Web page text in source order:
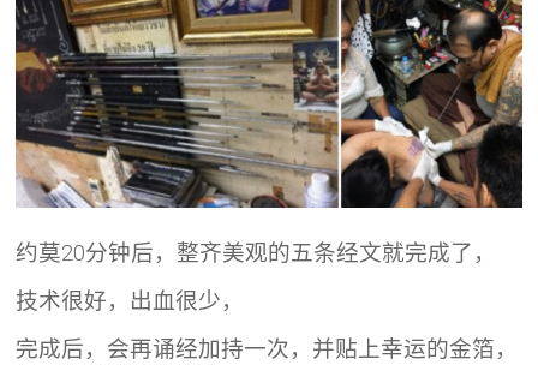
约莫20分钟后，整齐美观的五条经文就完成了，
技术很好，出血很少，
完成后，会再诵经加持一次，并贴上幸运的金箔，